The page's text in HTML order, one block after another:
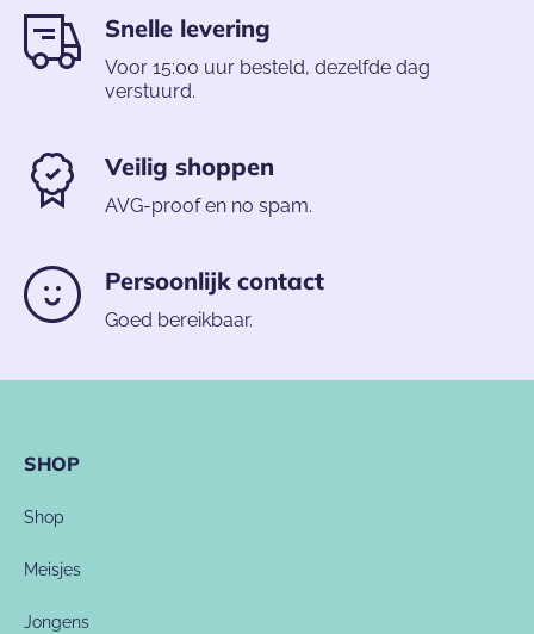
Snelle levering
Voor 15:00 uur besteld, dezelfde dag
verstuurd.
Veilig shoppen
AVG-proof en no spam.
Persoonlijk contact
Goed bereikbaar.
SHOP
Shop
Meisjes
Jongens